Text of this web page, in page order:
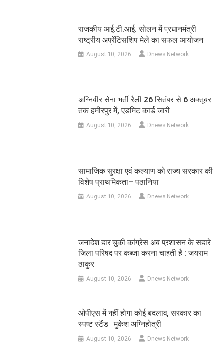
राजकीय आई.टी.आई. सोलन में प्रधानमंत्री
राष्ट्रीय अप्रेंटिसशिप मेले का सफल आयोजन
August 10, 2026 Dnews Network
अग्निवीर सेना भर्ती रैली 26 सितंबर से 6 अक्तूबर
तक हमीरपुर में, एडमिट कार्ड जारी
August 10, 2026 Dnews Network
सामाजिक सुरक्षा एवं कल्याण को राज्य सरकार की
विशेष प्राथमिकता– पठानिया
August 10, 2026 Dnews Network
जनादेश हार चुकी कांग्रेस अब प्रशासन के सहारे
जिला परिषद पर कब्जा करना चाहती है : जयराम
ठाकुर
August 10, 2026 Dnews Network
ओपीएस में नहीं होगा कोई बदलाव, सरकार का
स्पष्ट स्टैंड : मुकेश अग्निहोत्री
August 10, 2026 Dnews Network